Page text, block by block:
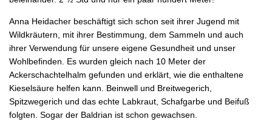
Anna Heidacher beschäftigt sich schon seit ihrer Jugend mit
Wildkräutern, mit ihrer Bestimmung, dem Sammeln und auch
ihrer Verwendung für unsere eigene Gesundheit und unser
Wohlbefinden. Es wurden gleich nach 10 Meter der
Ackerschachtelhalm gefunden und erklärt, wie die enthaltene
Kieselsäure helfen kann. Beinwell und Breitwegerich,
Spitzwegerich und das echte Labkraut, Schafgarbe und Beifuß
folgten. Sogar der Baldrian ist schon gewachsen.